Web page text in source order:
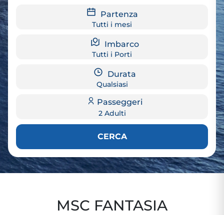
Partenza
Tutti i mesi
Imbarco
Tutti i Porti
Durata
Qualsiasi
Passeggeri
2 Adulti
CERCA
MSC FANTASIA